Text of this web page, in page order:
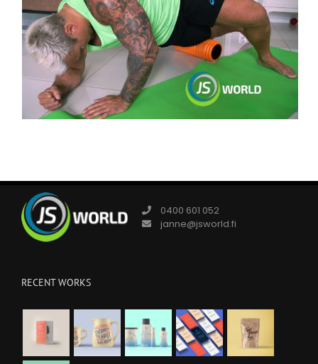
0400 601 052
janne@jsworld.fi
RECENT WORKS